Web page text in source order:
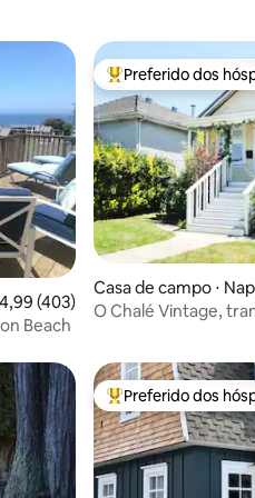
hóspedes
de uma avaliação média de 5,
4,99 (403)
Beach
Entre os melhores
Preferido dos
Casa de campo ⋅
O Chalé Vintage,
Entre os melhores
Preferido dos